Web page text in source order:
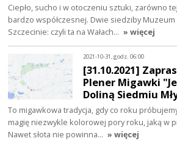
Ciepło, sucho i w otoczeniu sztuki, zarówno
bardzo współczesnej. Dwie siedziby
Szczecinie: czyli ta na Wałach… » więcej
2021-10-31, godz. 06:00
[31.10.2021]
Plener Migawki
Doliną Siedmiu
To migawkowa tradycja, gdy co roku
magię niezwykle kolorowej pory roku, jaką w
Nawet słota nie powinna… » więcej